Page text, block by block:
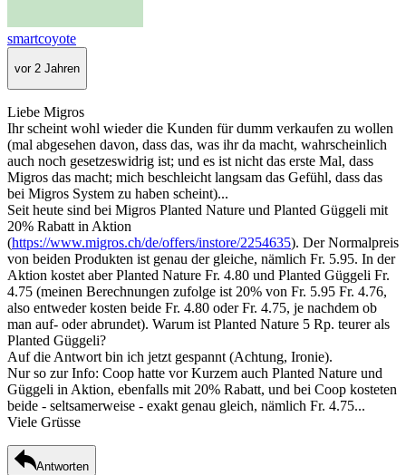
smartcoyote
vor 2 Jahren
Liebe Migros
Ihr scheint wohl wieder die Kunden für dumm verkaufen zu wollen
(mal abgesehen davon, dass das, was ihr da macht, wahrscheinlich
auch noch gesetzeswidrig ist; und es ist nicht das erste Mal, dass
Migros das macht; mich beschleicht langsam das Gefühl, dass das
bei Migros System zu haben scheint)...
Seit heute sind bei Migros Planted Nature und Planted Güggeli mit
20% Rabatt in Aktion
(https://www.migros.ch/de/offers/instore/2254635). Der Normalpreis
von beiden Produkten ist genau der gleiche, nämlich Fr. 5.95. In der
Aktion kostet aber Planted Nature Fr. 4.80 und Planted Güggeli Fr.
4.75 (meinen Berechnungen zufolge ist 20% von Fr. 5.95 Fr. 4.76,
also entweder kosten beide Fr. 4.80 oder Fr. 4.75, je nachdem ob
man auf- oder abrundet). Warum ist Planted Nature 5 Rp. teurer als
Planted Güggeli?
Auf die Antwort bin ich jetzt gespannt (Achtung, Ironie).
Nur so zur Info: Coop hatte vor Kurzem auch Planted Nature und
Güggeli in Aktion, ebenfalls mit 20% Rabatt, und bei Coop kosteten
beide - seltsamerweise - exakt genau gleich, nämlich Fr. 4.75...
Viele Grüsse
Antworten